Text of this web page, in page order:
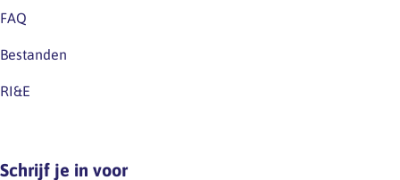
FAQ
Bestanden
RI&E
Schrijf je in voor